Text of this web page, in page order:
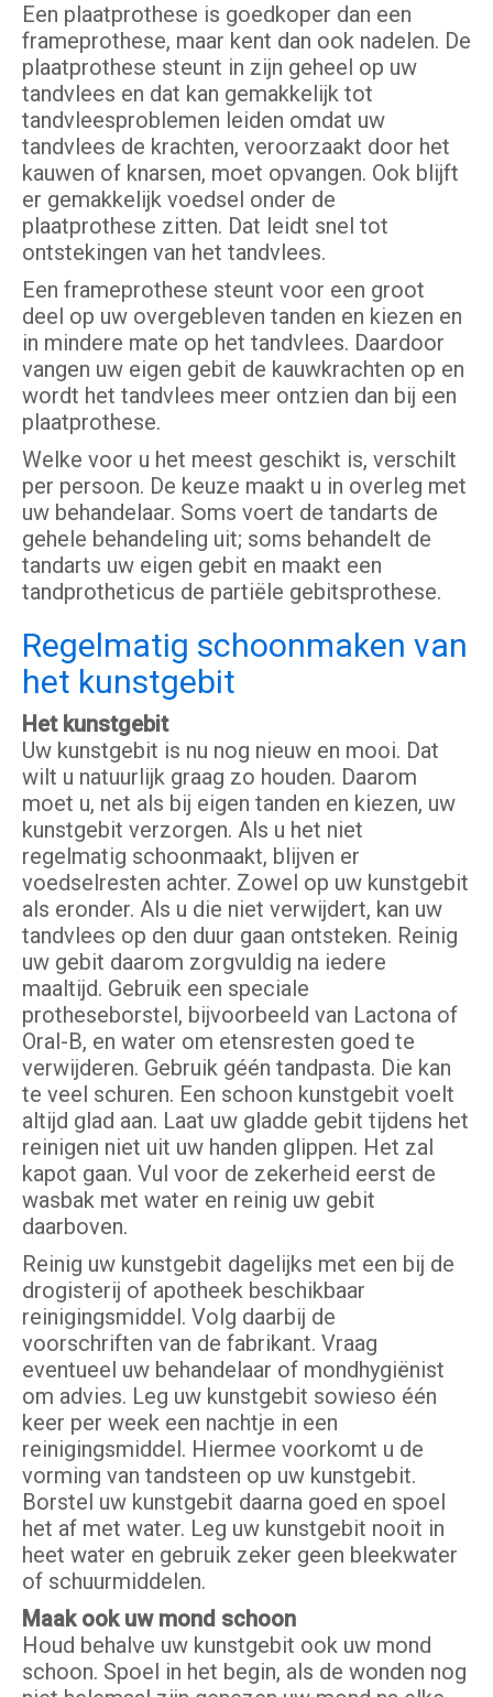
Een plaatprothese is goedkoper dan een
frameprothese, maar kent dan ook nadelen. De
plaatprothese steunt in zijn geheel op uw
tandvlees en dat kan gemakkelijk tot
tandvleesproblemen leiden omdat uw
tandvlees de krachten, veroorzaakt door het
kauwen of knarsen, moet opvangen. Ook blijft
er gemakkelijk voedsel onder de
plaatprothese zitten. Dat leidt snel tot
ontstekingen van het tandvlees.
Een frameprothese steunt voor een groot
deel op uw overgebleven tanden en kiezen en
in mindere mate op het tandvlees. Daardoor
vangen uw eigen gebit de kauwkrachten op en
wordt het tandvlees meer ontzien dan bij een
plaatprothese.
Welke voor u het meest geschikt is, verschilt
per persoon. De keuze maakt u in overleg met
uw behandelaar. Soms voert de tandarts de
gehele behandeling uit; soms behandelt de
tandarts uw eigen gebit en maakt een
tandprotheticus de partiële gebitsprothese.
Regelmatig schoonmaken van
het kunstgebit
Het kunstgebit
Uw kunstgebit is nu nog nieuw en mooi. Dat
wilt u natuurlijk graag zo houden. Daarom
moet u, net als bij eigen tanden en kiezen, uw
kunstgebit verzorgen. Als u het niet
regelmatig schoonmaakt, blijven er
voedselresten achter. Zowel op uw kunstgebit
als eronder. Als u die niet verwijdert, kan uw
tandvlees op den duur gaan ontsteken. Reinig
uw gebit daarom zorgvuldig na iedere
maaltijd. Gebruik een speciale
protheseborstel, bijvoorbeeld van Lactona of
Oral-B, en water om etensresten goed te
verwijderen. Gebruik géén tandpasta. Die kan
te veel schuren. Een schoon kunstgebit voelt
altijd glad aan. Laat uw gladde gebit tijdens het
reinigen niet uit uw handen glippen. Het zal
kapot gaan. Vul voor de zekerheid eerst de
wasbak met water en reinig uw gebit
daarboven.
Reinig uw kunstgebit dagelijks met een bij de
drogisterij of apotheek beschikbaar
reinigingsmiddel. Volg daarbij de
voorschriften van de fabrikant. Vraag
eventueel uw behandelaar of mondhygiënist
om advies. Leg uw kunstgebit sowieso één
keer per week een nachtje in een
reinigingsmiddel. Hiermee voorkomt u de
vorming van tandsteen op uw kunstgebit.
Borstel uw kunstgebit daarna goed en spoel
het af met water. Leg uw kunstgebit nooit in
heet water en gebruik zeker geen bleekwater
of schuurmiddelen.
Maak ook uw mond schoon
Houd behalve uw kunstgebit ook uw mond
schoon. Spoel in het begin, als de wonden nog